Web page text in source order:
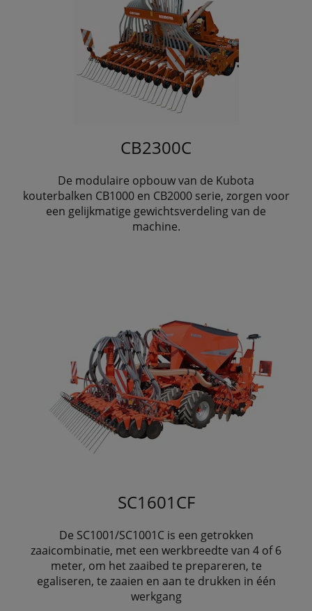
CB2300C
De modulaire opbouw van de Kubota
kouterbalken CB1000 en CB2000 serie, zorgen voor
een gelijkmatige gewichtsverdeling van de
machine.
SC1601CF
De SC1001/SC1001C is een getrokken
zaaicombinatie, met een werkbreedte van 4 of 6
meter, om het zaaibed te prepareren, te
egaliseren, te zaaien en aan te drukken in één
werkgang